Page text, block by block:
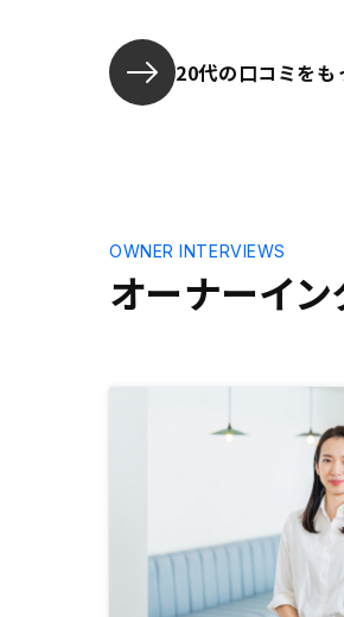
いので、電子契約も、一箇
たら、すべての書類にそれ
れると、非常に助かる。
20代の口コミをも
オーナーイン
OWNER INTERVIEWS